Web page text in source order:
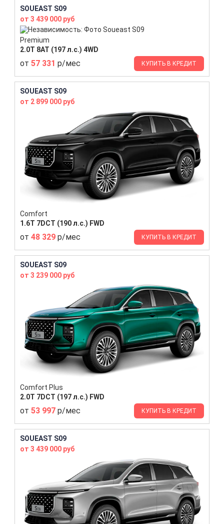
SOUEAST S09
от 3 439 000 руб
Premium
2.0T 8AT (197 л.с.) 4WD
от 57 331 р/мес КУПИТЬ В КРЕДИТ
SOUEAST S09
от 2 899 000 руб
Comfort
1.6T 7DCT (190 л.с.) FWD
от 48 329 р/мес КУПИТЬ В КРЕДИТ
SOUEAST S09
от 3 239 000 руб
Comfort Plus
2.0T 7DCT (197 л.с.) FWD
от 53 997 р/мес КУПИТЬ В КРЕДИТ
SOUEAST S09
от 3 439 000 руб